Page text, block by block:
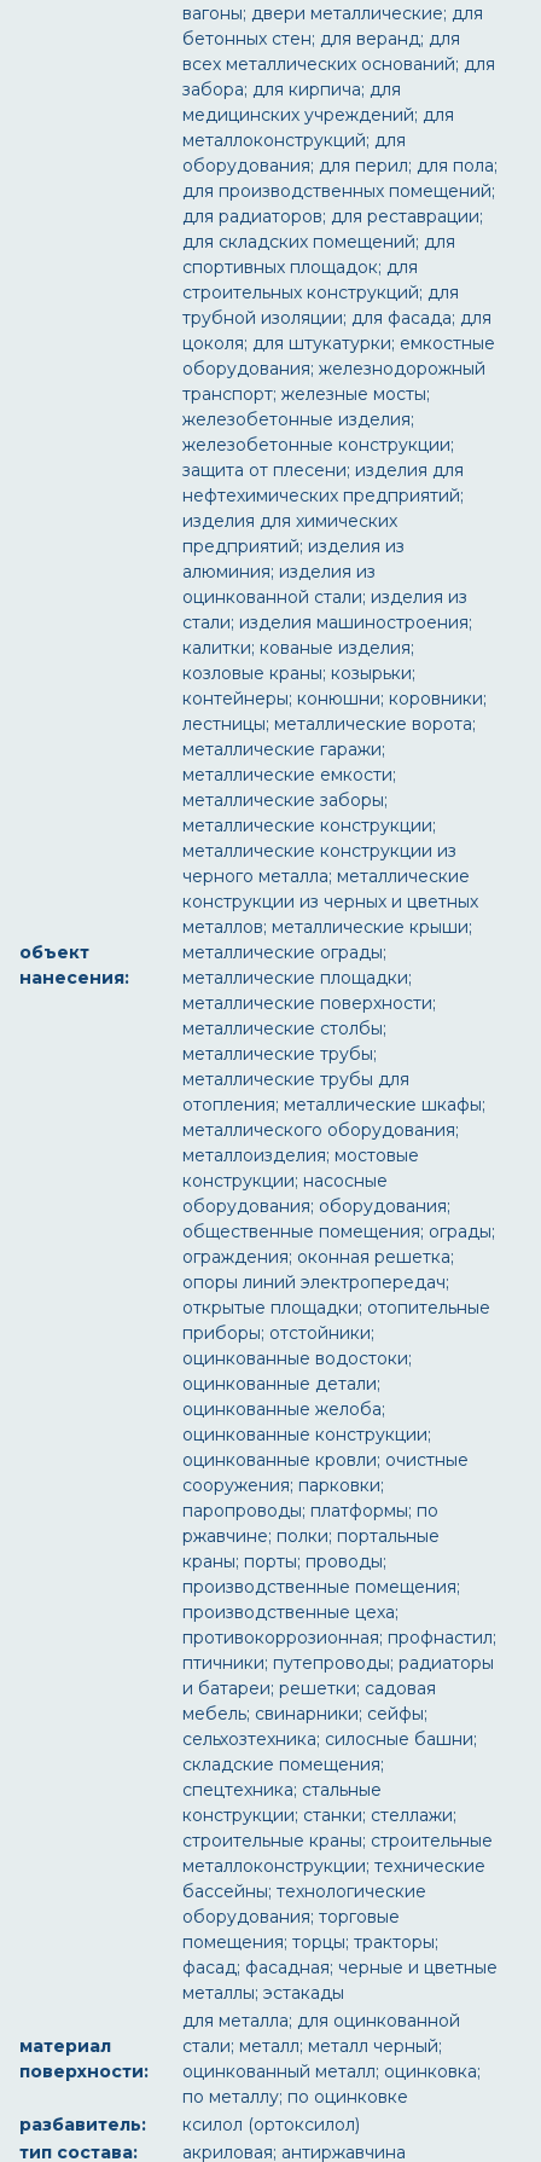
объект
нанесения:
вагоны; двери металлические; для
бетонных стен; для веранд; для
всех металлических оснований; для
забора; для кирпича; для
медицинских учреждений; для
металлоконструкций; для
оборудования; для перил; для пола;
для производственных помещений;
для радиаторов; для реставрации;
для складских помещений; для
спортивных площадок; для
строительных конструкций; для
трубной изоляции; для фасада; для
цоколя; для штукатурки; емкостные
оборудования; железнодорожный
транспорт; железные мосты;
железобетонные изделия;
железобетонные конструкции;
защита от плесени; изделия для
нефтехимических предприятий;
изделия для химических
предприятий; изделия из
алюминия; изделия из
оцинкованной стали; изделия из
стали; изделия машиностроения;
калитки; кованые изделия;
козловые краны; козырьки;
контейнеры; конюшни; коровники;
лестницы; металлические ворота;
металлические гаражи;
металлические емкости;
металлические заборы;
металлические конструкции;
металлические конструкции из
черного металла; металлические
конструкции из черных и цветных
металлов; металлические крыши;
металлические ограды;
металлические площадки;
металлические поверхности;
металлические столбы;
металлические трубы;
металлические трубы для
отопления; металлические шкафы;
металлического оборудования;
металлоизделия; мостовые
конструкции; насосные
оборудования; оборудования;
общественные помещения; ограды;
ограждения; оконная решетка;
опоры линий электропередач;
открытые площадки; отопительные
приборы; отстойники;
оцинкованные водостоки;
оцинкованные детали;
оцинкованные желоба;
оцинкованные конструкции;
оцинкованные кровли; очистные
сооружения; парковки;
паропроводы; платформы; по
ржавчине; полки; портальные
краны; порты; проводы;
производственные помещения;
производственные цеха;
противокоррозионная; профнастил;
птичники; путепроводы; радиаторы
и батареи; решетки; садовая
мебель; свинарники; сейфы;
сельхозтехника; силосные башни;
складские помещения;
спецтехника; стальные
конструкции; станки; стеллажи;
строительные краны; строительные
металлоконструкции; технические
бассейны; технологические
оборудования; торговые
помещения; торцы; тракторы;
фасад; фасадная; черные и цветные
металлы; эстакады
материал
поверхности:
для металла; для оцинкованной
стали; металл; металл черный;
оцинкованный металл; оцинковка;
по металлу; по оцинковке
разбавитель:
ксилол (ортоксилол)
тип состава:
акриловая; антиржавчина